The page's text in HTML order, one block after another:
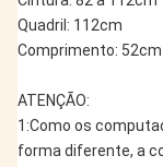
Quadril: 112cm
Comprimento: 52cm
ATENÇÃO:
1:Como os
forma diferente, a